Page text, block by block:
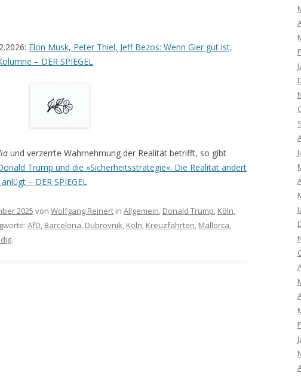
Elon Musk, Peter Thiel, Jeff Bezos: Wenn Gier gut ist,
– DER SPIEGEL
und verzerrte Wahrnehmung der Realität betrifft, so gibt
Trump und die »Sicherheitsstrategie«: Die Realität ändert
– DER SPIEGEL
2025 von Wolfgang Reinert in Allgemein, Donald Trump, Köln,
AfD, Barcelona, Dubrovnik, Köln, Kreuzfahrten, Mallorca,
.